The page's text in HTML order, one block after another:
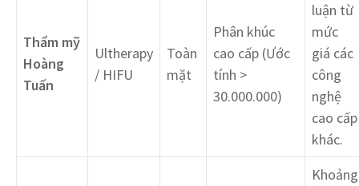
Thẩm mỹ
Hoàng
Tuấn
Ultherapy
/ HIFU
Toàn
mặt
Phân khúc
cao cấp (Ước
tính >
30.000.000)
luận từ
mức
giá các
công
nghệ
cao cấp
khác.
Khoảng